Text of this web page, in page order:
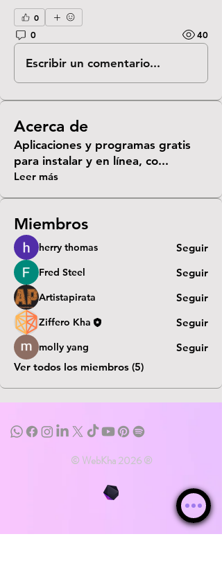
0
0
40
Escribir un comentario...
Acerca de
Aplicaciones y programas gratis
para instalar y en línea, co...
Leer más
Miembros
herry thomas Seguir
Fred Steel Seguir
Artistapirata Seguir
Ziffero Kha Seguir
molly yang
Seguir
Ver todos los miembros (5)
© WebKha 2026 ®